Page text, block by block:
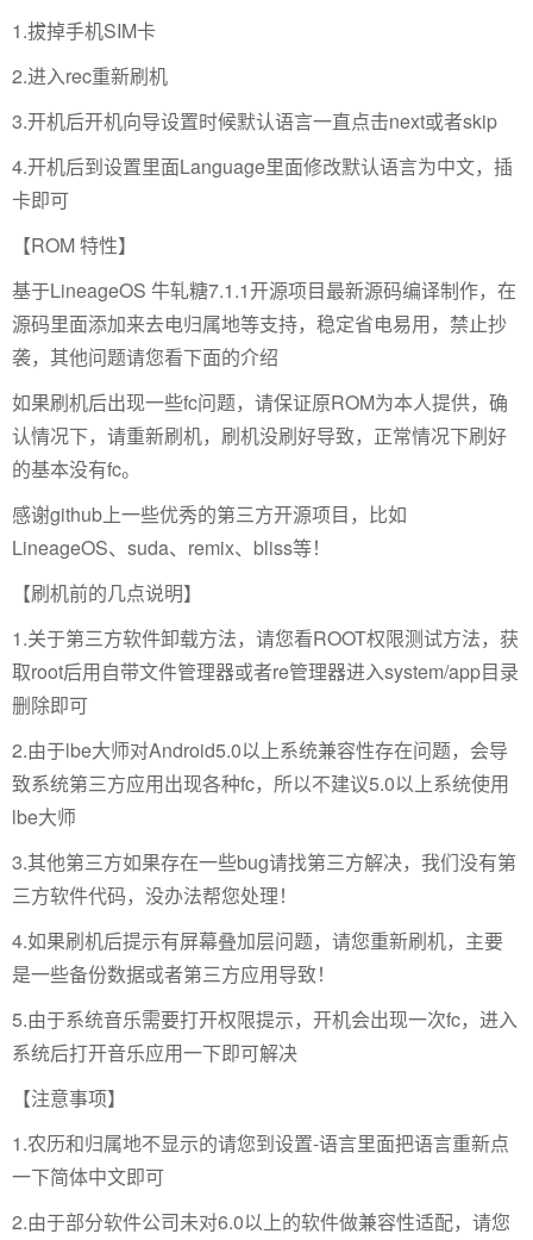
1.拔掉手机SIM卡
2.进入rec重新刷机
3.开机后开机向导设置时候默认语言一直点击next或者skip
4.开机后到设置里面Language里面修改默认语言为中文，插
卡即可
【ROM 特性】
基于LineageOS 牛轧糖7.1.1开源项目最新源码编译制作，在
源码里面添加来去电归属地等支持，稳定省电易用，禁止抄
袭，其他问题请您看下面的介绍
如果刷机后出现一些fc问题，请保证原ROM为本人提供，确
认情况下，请重新刷机，刷机没刷好导致，正常情况下刷好
的基本没有fc。
感谢github上一些优秀的第三方开源项目，比如
LineageOS、suda、remix、bliss等！
【刷机前的几点说明】
1.关于第三方软件卸载方法，请您看ROOT权限测试方法，获
取root后用自带文件管理器或者re管理器进入system/app目录
删除即可
2.由于lbe大师对Android5.0以上系统兼容性存在问题，会导
致系统第三方应用出现各种fc，所以不建议5.0以上系统使用
lbe大师
3.其他第三方如果存在一些bug请找第三方解决，我们没有第
三方软件代码，没办法帮您处理！
4.如果刷机后提示有屏幕叠加层问题，请您重新刷机，主要
是一些备份数据或者第三方应用导致！
5.由于系统音乐需要打开权限提示，开机会出现一次fc，进入
系统后打开音乐应用一下即可解决
【注意事项】
1.农历和归属地不显示的请您到设置-语言里面把语言重新点
一下简体中文即可
2.由于部分软件公司未对6.0以上的软件做兼容性适配，请您